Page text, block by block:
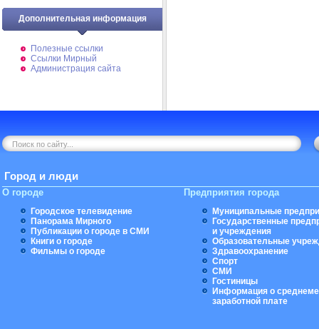
Дополнительная информация
Полезные ссылки
Ссылки Мирный
Администрация сайта
Город и люди
О городе
Городское телевидение
Панорама Мирного
Публикации о городе в СМИ
Книги о городе
Фильмы о городе
Предприятия города
Муниципальные
Государственные
и учреждения
Образовательные
Здравоохранение
Спорт
СМИ
Гостиницы
Информация о
заработной плате